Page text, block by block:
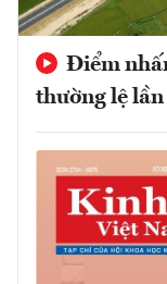
Điểm
thường lệ